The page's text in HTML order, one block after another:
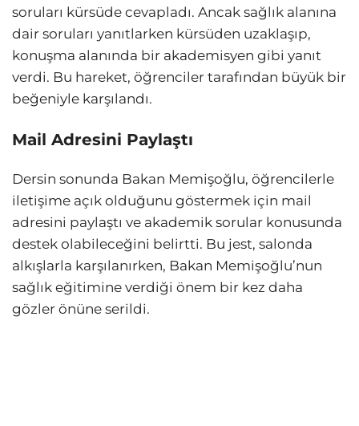
soruları kürsüde cevapladı. Ancak sağlık alanına
dair soruları yanıtlarken kürsüden uzaklaşıp,
konuşma alanında bir akademisyen gibi yanıt
verdi. Bu hareket, öğrenciler tarafından büyük bir
beğeniyle karşılandı.
Mail Adresini Paylaştı
Dersin sonunda Bakan Memişoğlu, öğrencilerle
iletişime açık olduğunu göstermek için mail
adresini paylaştı ve akademik sorular konusunda
destek olabileceğini belirtti. Bu jest, salonda
alkışlarla karşılanırken, Bakan Memişoğlu’nun
sağlık eğitimine verdiği önem bir kez daha
gözler önüne serildi.